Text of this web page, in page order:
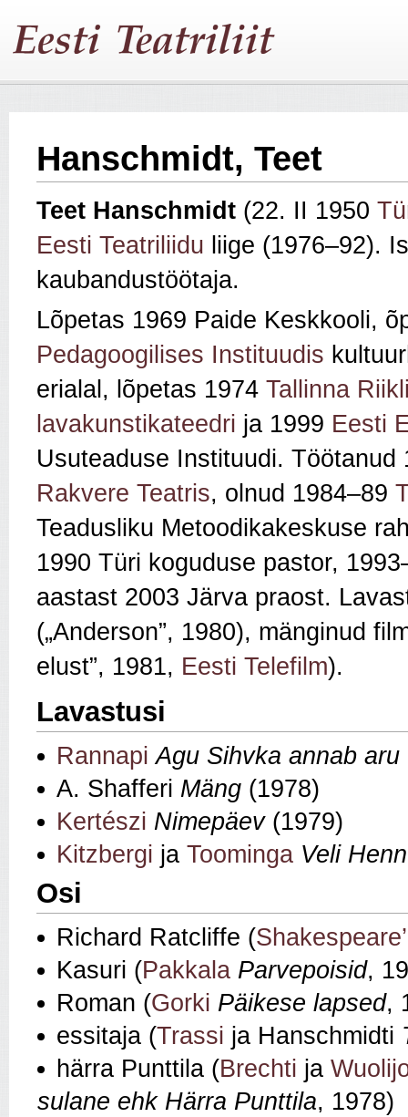
Hanschmidt, Teet
Teet Hanschmidt (22. II 1950
Eesti Teatriliidu liige (1976–92).
kaubandustöötaja.
Lõpetas 1969 Paide Keskkooli,
Pedagoogilises Instituudis
erialal, lõpetas 1974 Tallinna
lavakunstikateedri ja 1999 Eesti
Usuteaduse Instituudi.
Rakvere Teatris, olnud 1984–89
Teadusliku Metoodikakeskuse
1990 Türi koguduse pastor,
aastast 2003 Järva praost.
(„Anderson”, 1980), mänginud
elust”, 1981, Eesti Telefilm).
Lavastusi
Rannapi Agu Sihvka annab aru
A. Shafferi Mäng (1978)
Kertészi Nimepäev(1979)
Kitzbergi ja Toominga Veli
Osi
Richard Ratcliffe (
Kasuri (Pakkala Parvepoisid,
Roman (Gorki Päikese lapsed,
essitaja (Trassi ja Hanschmidti
härra Punttila (Brechti ja
sulane ehk Härra Punttila, 1978)